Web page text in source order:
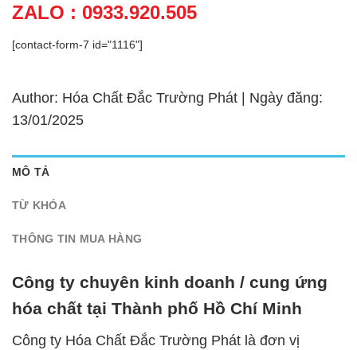
ZALO : 0933.920.505
[contact-form-7 id="1116"]
Author: Hóa Chất Đắc Trường Phát | Ngày đăng:
13/01/2025
MÔ TẢ
TỪ KHÓA
THÔNG TIN MUA HÀNG
Công ty chuyên kinh doanh / cung ứng
hóa chất tại Thành phố Hồ Chí Minh
Công ty Hóa Chất Đắc Trường Phát là đơn vị